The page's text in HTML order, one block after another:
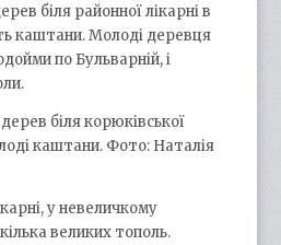
біля районної лікарні в
каштани. Молоді деревця
по Бульварній, і
біля корюківської
каштани. Фото: Наталія
у невеличкому
великих тополь.